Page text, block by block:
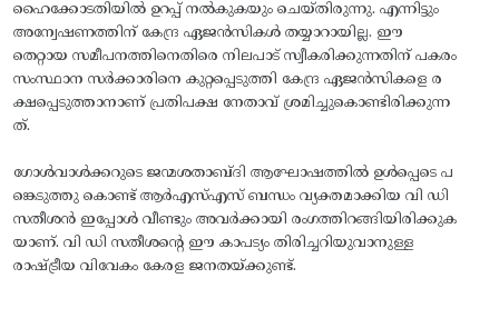
ഹൈക്കോടതിയിൽ ഉറപ്പ് നൽകുകയും ചെയ്തിരുന്നു. എന്നിട്ടും
അന്വേഷണത്തിന് കേന്ദ്ര ഏജൻസികൾ തയ്യാറായില്ല. ഈ
തെറ്റായ സമീപനത്തിനെതിരെ നിലപാട് സ്വീകരിക്കുന്നതിന് പകരം
സംസ്ഥാന സർക്കാരിനെ കുറ്റപ്പെടുത്തി കേന്ദ്ര ഏജൻസികളെ ര
ക്ഷപ്പെടുത്താനാണ് പ്രതിപക്ഷ നേതാവ് ശ്രമിച്ചുകൊണ്ടിരിക്കുന്ന
ത്.
ഗോൾവാൾക്കറുടെ ജന്മശതാബ്ദി ആഘോഷത്തിൽ ഉൾപ്പെടെ പ
ങ്കെടുത്തു കൊണ്ട് ആർഎസ്എസ് ബന്ധം വ്യക്തമാക്കിയ വി ഡി
സതീശൻ ഇപ്പോൾ വീണ്ടും അവർക്കായി രംഗത്തിറങ്ങിയിരിക്കുക
യാണ്. വി ഡി സതീശന്റെ ഈ കാപട്യം തിരിച്ചറിയുവാനുള്ള
രാഷ്ട്രീയ വിവേകം കേരള ജനതയ്ക്കുണ്ട്.